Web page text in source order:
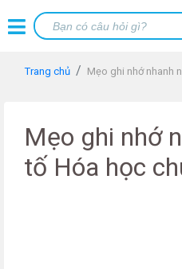
Trang chủ Mẹo ghi nhớ nhanh
Mẹo ghi nhớ
tố Hóa học